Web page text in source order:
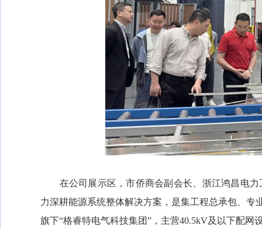
在公司展示区，市侨商会副会长、浙江鸿昌电力
力深耕能源系统整体解决方案，是集工程总承包、专
旗下“格睿特电气科技集团”，主营40.5kV及以下配